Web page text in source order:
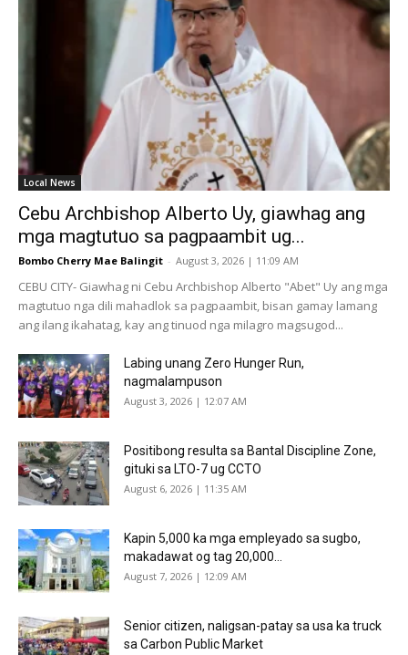
Local News
Cebu Archbishop Alberto Uy, giawhag ang
mga magtutuo sa pagpaambit ug...
Bombo Cherry Mae Balingit - August 3, 2026 | 11:09 AM
CEBU CITY- Giawhag ni Cebu Archbishop Alberto "Abet" Uy ang mga
magtutuo nga dili mahadlok sa pagpaambit, bisan gamay lamang
ang ilang ikahatag, kay ang tinuod nga milagro magsugod...
Labing unang Zero Hunger Run,
nagmalampuson
August 3, 2026 | 12:07 AM
Positibong resulta sa Bantal Discipline Zone,
gituki sa LTO-7 ug CCTO
August 6, 2026 | 11:35 AM
Kapin 5,000 ka mga empleyado sa sugbo,
makadawat og tag 20,000...
August 7, 2026 | 12:09 AM
Senior citizen, naligsan-patay sa usa ka truck
sa Carbon Public Market